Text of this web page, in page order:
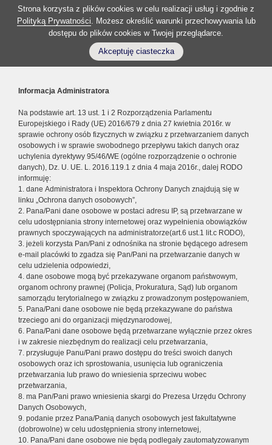
Strona korzysta z plików cookies w celu realizacji usług i zgodnie z
Polityką Prywatności. Możesz określić warunki przechowywania lub
dostępu do plików cookies w Twojej przeglądarce.
Akceptuję ciasteczka
Informacja Administratora
Na podstawie art. 13 ust. 1 i 2 Rozporządzenia Parlamentu
Europejskiego i Rady (UE) 2016/679 z dnia 27 kwietnia 2016r. w
sprawie ochrony osób fizycznych w związku z przetwarzaniem danych
osobowych i w sprawie swobodnego przepływu takich danych oraz
uchylenia dyrektywy 95/46/WE (ogólne rozporządzenie o ochronie
danych), Dz. U. UE. L. 2016.119.1 z dnia 4 maja 2016r., dalej RODO
informuję:
1. dane Administratora i Inspektora Ochrony Danych znajdują się w
linku „Ochrona danych osobowych”,
2. Pana/Pani dane osobowe w postaci adresu IP, są przetwarzane w
celu udostępniania strony internetowej oraz wypełnienia obowiązków
prawnych spoczywających na administratorze(art.6 ust.1 lit.c RODO),
3. jeżeli korzysta Pan/Pani z odnośnika na stronie będącego adresem
e-mail placówki to zgadza się Pan/Pani na przetwarzanie danych w
celu udzielenia odpowiedzi,
4. dane osobowe mogą być przekazywane organom państwowym,
organom ochrony prawnej (Policja, Prokuratura, Sąd) lub organom
samorządu terytorialnego w związku z prowadzonym postępowaniem,
5. Pana/Pani dane osobowe nie będą przekazywane do państwa
trzeciego ani do organizacji międzynarodowej,
6. Pana/Pani dane osobowe będą przetwarzane wyłącznie przez okres
i w zakresie niezbędnym do realizacji celu przetwarzania,
7. przysługuje Panu/Pani prawo dostępu do treści swoich danych
osobowych oraz ich sprostowania, usunięcia lub ograniczenia
przetwarzania lub prawo do wniesienia sprzeciwu wobec
przetwarzania,
8. ma Pan/Pani prawo wniesienia skargi do Prezesa Urzędu Ochrony
Danych Osobowych,
9. podanie przez Pana/Panią danych osobowych jest fakultatywne
(dobrowolne) w celu udostępnienia strony internetowej,
10. Pana/Pani dane osobowe nie będą podlegały zautomatyzowanym